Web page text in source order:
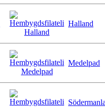
Halland
Medelpad